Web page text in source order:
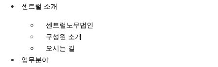
콘텐츠로센트럴 소개
센트럴노무법인
구성원 소개
오시는 길
업무분야